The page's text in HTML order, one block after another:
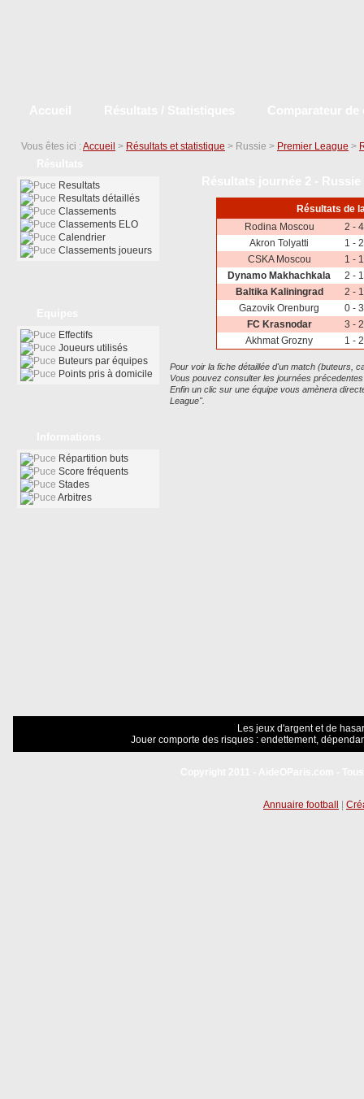
Vous êtes ici : Accueil > Résultats et statistique > Russie > Premier League >
Résultats de
Rodina Moscou
2 - 4
Akron Tolyatti
1 - 2
CSKA Moscou
1 - 1
Dynamo Makhachkala
2 - 1
Baltika Kaliningrad
2 - 1
Gazovik Orenburg
0 - 3
FC Krasnodar
3 - 2
Akhmat Grozny
1 - 2
Pour voir la fiche détaillée d'un match (buteurs,
Vous pouvez consulter les journées
Enfin un clic sur une équipe vous amènera
League".
Resultats
Resultats détaillés
Classements
Classements ELO
Calendrier
Classements joueurs
Effectifs
Joueurs utilisés
Buteurs par équipes
Points pris à domicile
Répartition buts
Score fréquents
Stades
Arbitres
Les jeux d'argent et de
Jouer comporte des risques : endettement,
Annuaire football